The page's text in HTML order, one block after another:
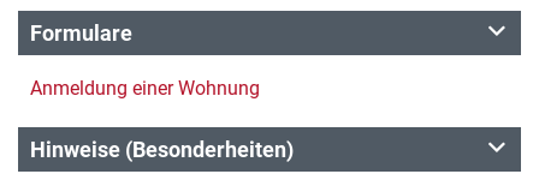
Formulare
Anmeldung einer Wohnung
Hinweise (Besonderheiten)